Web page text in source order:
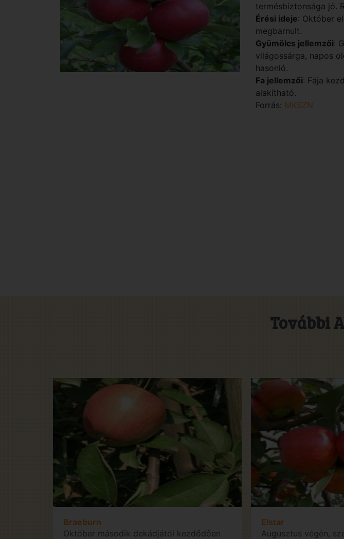
termésbiztonsága jó.
Érési ideje: Október
megbarnult.
Gyümölcs jellemzői:
világossárga, napos
hasonló.
Fa jellemzői: Fája
alakítható.
Forrás: MKSZN
További
Braeburn
Október második dekádjától kezdődően
Elstar
Augusztus végén,